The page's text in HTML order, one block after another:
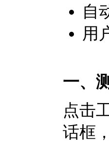
自
用
一、
点击
话框